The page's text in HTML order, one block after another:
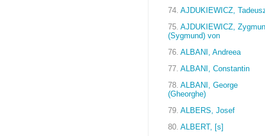
74. AJDUKIEWICZ,
75. AJDUKIEWICZ,
(Sygmund) von
76. ALBANI, Andreea
77. ALBANI, Constantin
78. ALBANI, George
(Gheorghe)
79. ALBERS, Josef
80. ALBERT, [s]